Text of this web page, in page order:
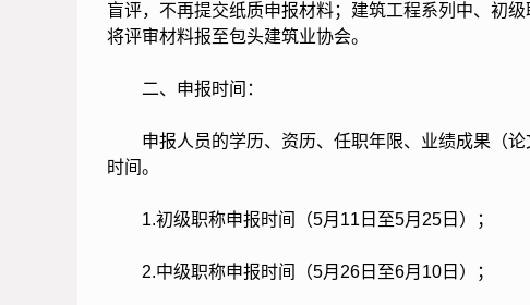
盲评，不再提交纸质申报材料；建筑工程系列中、初
将评审材料报至包头建筑业协会。
二、申报时间：
申报人员的学历、资历、任职年限、业绩成果（论
时间。
1.初级职称申报时间（5月11日至5月25日）；
2.中级职称申报时间（5月26日至6月10日）；